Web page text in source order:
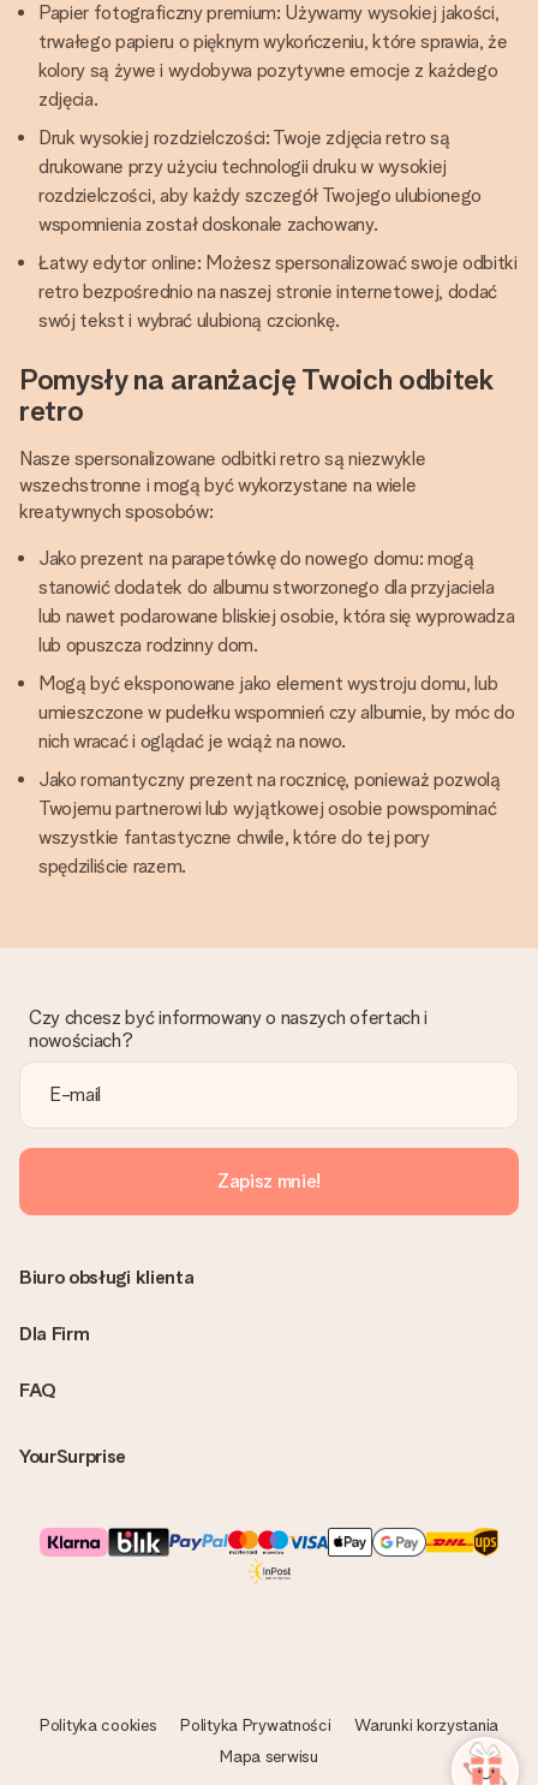
Papier fotograficzny premium: Używamy wysokiej jakości,
trwałego papieru o pięknym wykończeniu, które sprawia, że
kolory są żywe i wydobywa pozytywne emocje z każdego
zdjęcia.
Druk wysokiej rozdzielczości: Twoje zdjęcia retro są
drukowane przy użyciu technologii druku w wysokiej
rozdzielczości, aby każdy szczegół Twojego ulubionego
wspomnienia został doskonale zachowany.
Łatwy edytor online: Możesz spersonalizować swoje odbitki
retro bezpośrednio na naszej stronie internetowej, dodać
swój tekst i wybrać ulubioną czcionkę.
Pomysły na aranżację Twoich odbitek
retro
Nasze spersonalizowane odbitki retro są niezwykle
wszechstronne i mogą być wykorzystane na wiele
kreatywnych sposobów:
Jako prezent na parapetówkę do nowego domu: mogą
stanowić dodatek do albumu stworzonego dla przyjaciela
lub nawet podarowane bliskiej osobie, która się wyprowadza
lub opuszcza rodzinny dom.
Mogą być eksponowane jako element wystroju domu, lub
umieszczone w pudełku wspomnień czy albumie, by móc do
nich wracać i oglądać je wciąż na nowo.
Jako romantyczny prezent na rocznicę, ponieważ pozwolą
Twojemu partnerowi lub wyjątkowej osobie powspominać
wszystkie fantastyczne chwile, które do tej pory
spędziliście razem.
Czy chcesz być informowany o naszych ofertach i
nowościach?
Zapisz mnie!
FAQ
YourSurprise
Biuro obsługi klienta
Dla Firm
Polityka cookies Polityka Prywatności
Warunki korzystania
Mapa serwisu